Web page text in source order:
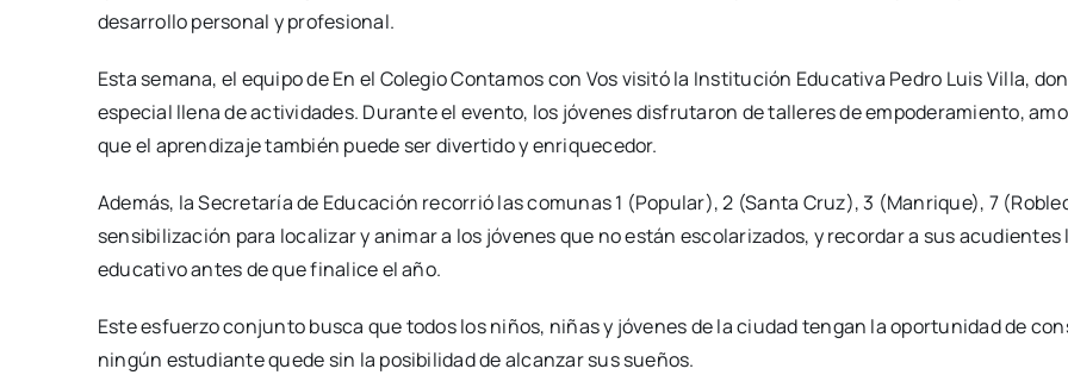
desarrollo personal y profesional.
Esta semana, el equipo de En el Colegio Contamos con Vos visitó la Institución Educativa Pedro Luis Villa,
especial llena de actividades. Durante el evento, los jóvenes disfrutaron de talleres de empoderamiento,
que el aprendizaje también puede ser divertido y enriquecedor.
Además, la Secretaría de Educación recorrió las comunas 1 (Popular), 2 (Santa Cruz), 3 (Manrique), 7
sensibilización para localizar y animar a los jóvenes que no están escolarizados, y recordar a sus
educativo antes de que finalice el año.
Este esfuerzo conjunto busca que todos los niños, niñas y jóvenes de la ciudad tengan la oportunidad de
ningún estudiante quede sin la posibilidad de alcanzar sus sueños.